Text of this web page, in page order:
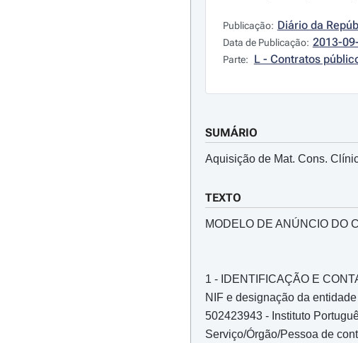
Publicação: Diário da
Data de Publicação: 2013-
Parte: L - Contratos
SUMÁRIO
Aquisição de Mat. Cons.
TEXTO
MODELO DE ANÚNCIO DO
1 - IDENTIFICAÇÃO E
NIF e designação da
502423943 - Instituto
Serviço/Órgão/Pessoa de